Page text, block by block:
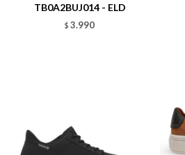
TB0A2BUJ014 - ELD
$ 3.990